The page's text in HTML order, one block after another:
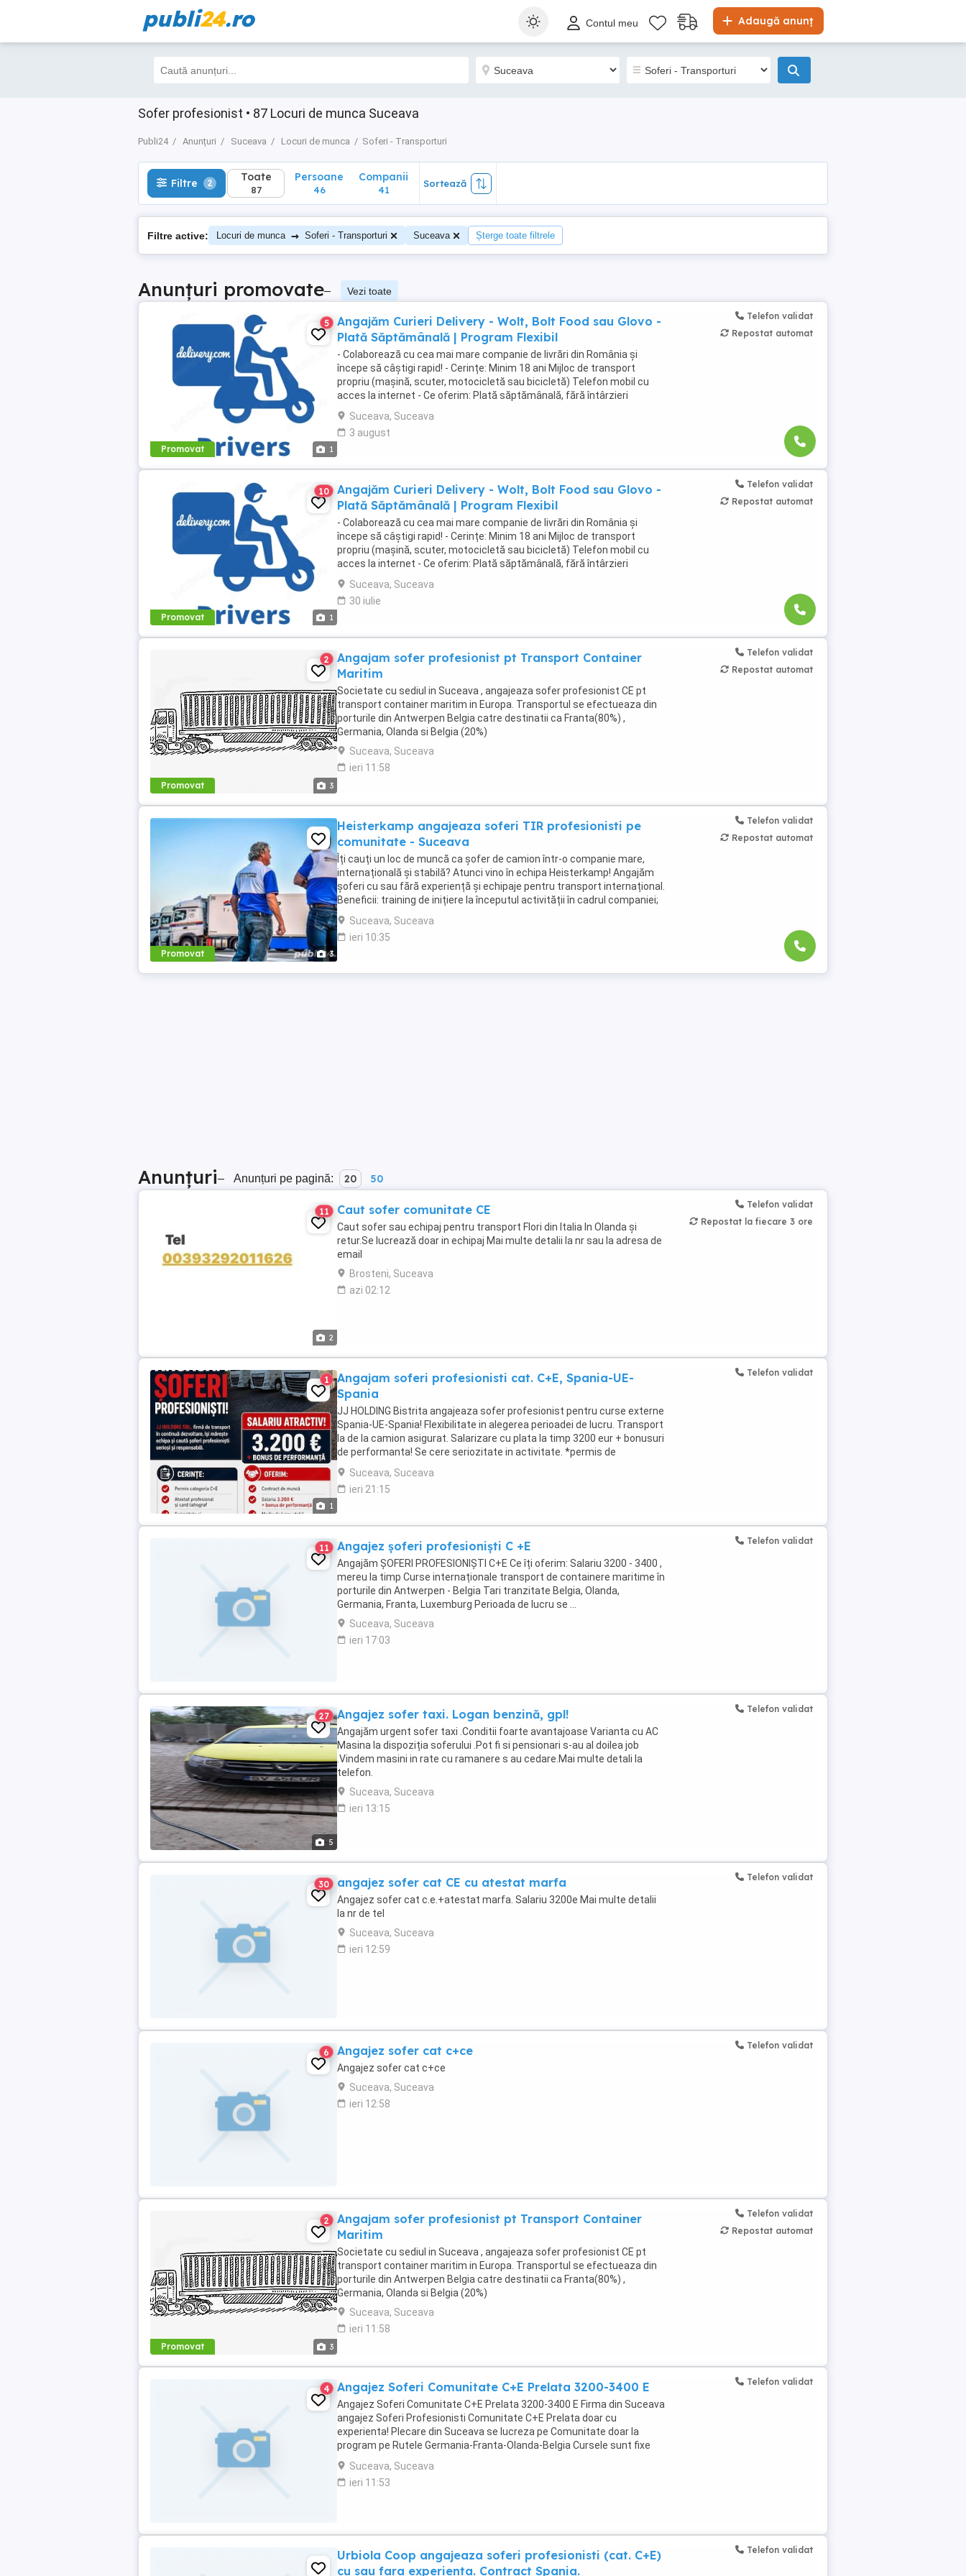
publi24.ro Adaugă anunț
Contul meu
Sofer profesionist • 87 Locuri de munca Suceava
Publi24 Anunțuri Suceava Locuri de munca Soferi - Transporturi
Filtre 2 Toate
87
Filtre 2 Toate
87
Persoane
46
Companii
41
Sortează
Filtre active: Locuri de munca → Soferi - Transporturi Suceava Șterge toate filtrele
Anunțuri promovate– Vezi toate
Promovat 1
5
Angajăm Curieri Delivery - Wolt, Bolt Food sau Glovo -
Plată Săptămânală | Program Flexibil
- Colaborează cu cea mai mare companie de livrări din România și
începe să câștigi rapid! - Cerințe: Minim 18 ani Mijloc de transport
propriu (mașină, scuter, motocicletă sau bicicletă) Telefon mobil cu
acces la internet - Ce oferim: Plată săptămânală, fără întârzieri
Bonusuri atractive ...
Suceava, Suceava
3 august
Telefon validat
Repostat automat
Promovat 1
10
Angajăm Curieri Delivery - Wolt, Bolt Food sau Glovo -
Plată Săptămânală | Program Flexibil
- Colaborează cu cea mai mare companie de livrări din România și
începe să câștigi rapid! - Cerințe: Minim 18 ani Mijloc de transport
propriu (mașină, scuter, motocicletă sau bicicletă) Telefon mobil cu
acces la internet - Ce oferim: Plată săptămânală, fără întârzieri
Bonusuri atractive ...
Suceava, Suceava
30 iulie
Telefon validat
Repostat automat
Promovat 3
2
Angajam sofer profesionist pt Transport Container
Maritim
Societate cu sediul in Suceava , angajeaza sofer profesionist CE pt
transport container maritim in Europa. Transportul se efectueaza din
porturile din Antwerpen Belgia catre destinatii ca Franta(80%) ,
Germania, Olanda si Belgia (20%)
Suceava, Suceava
ieri 11:58
Telefon validat
Repostat automat
Promovat 3
Heisterkamp angajeaza soferi TIR profesionisti pe
comunitate - Suceava
Îți cauți un loc de muncă ca șofer de camion într-o companie mare,
internațională și stabilă? Atunci vino în echipa Heisterkamp! Angajăm
șoferi cu sau fără experiență și echipaje pentru transport internațional.
Beneficii: training de inițiere la începutul activității în cadrul companiei;
training ...
Suceava, Suceava
ieri 10:35
Telefon validat
Repostat automat
Anunțuri– Anunțuri pe pagină: 20 50
2
11 Caut sofer comunitate CE
Caut sofer sau echipaj pentru transport Flori din Italia In Olanda și
retur.Se lucrează doar in echipaj Mai multe detalii la nr sau la adresa de
email
Brosteni, Suceava
azi 02:12
Telefon validat
Repostat la fiecare 3 ore
1
1
Angajam soferi profesionisti cat. C+E, Spania-UE-
Spania
JJ HOLDING Bistrita angajeaza sofer profesionist pentru curse externe
Spania-UE-Spania! Flexibilitate in alegerea perioadei de lucru. Transport
la de la camion asigurat. Salarizare cu plata la timp 3200 eur + bonusuri
de performanta! Se cere seriozitate in activitate. *permis de
conducere categoria ...
Suceava, Suceava
ieri 21:15
Telefon validat
11 Angajez șoferi profesioniști C +E
Angajăm ȘOFERI PROFESIONIȘTI C+E Ce îți oferim: Salariu 3200 - 3400 ,
mereu la timp Curse internaționale transport de containere maritime în
porturile din Antwerpen - Belgia Tari tranzitate Belgia, Olanda,
Germania, Franta, Luxemburg Perioada de lucru se ...
Suceava, Suceava
ieri 17:03
Telefon validat
5
27 Angajez sofer taxi. Logan benzină, gpl!
Angajăm urgent sofer taxi .Conditii foarte avantajoase Varianta cu AC
Masina la dispoziția soferului .Pot fi si pensionari s-au al doilea job
.Vindem masini in rate cu ramanere s au cedare.Mai multe detali la
telefon.
Suceava, Suceava
ieri 13:15
Telefon validat
30 angajez sofer cat CE cu atestat marfa
Angajez sofer cat c.e.+atestat marfa. Salariu 3200e Mai multe detalii
la nr de tel
Suceava, Suceava
ieri 12:59
Telefon validat
6 Angajez sofer cat c+ce
Angajez sofer cat c+ce
Suceava, Suceava
ieri 12:58
Telefon validat
Promovat 3
2
Angajam sofer profesionist pt Transport Container
Maritim
Societate cu sediul in Suceava , angajeaza sofer profesionist CE pt
transport container maritim in Europa. Transportul se efectueaza din
porturile din Antwerpen Belgia catre destinatii ca Franta(80%) ,
Germania, Olanda si Belgia (20%)
Suceava, Suceava
ieri 11:58
Telefon validat
Repostat automat
4 Angajez Soferi Comunitate C+E Prelata 3200-3400 E
Angajez Soferi Comunitate C+E Prelata 3200-3400 E Firma din Suceava
angajez Soferi Profesionisti Comunitate C+E Prelata doar cu
experienta! Plecare din Suceava se lucreza pe Comunitate doar la
program pe Rutele Germania-Franta-Olanda-Belgia Cursele sunt fixe
fara schimb de prelata Camioane Euro 6 Mai ...
Suceava, Suceava
ieri 11:53
Telefon validat
Urbiola Coop angajeaza soferi profesionisti (cat. C+E)
cu sau fara experienta. Contract Spania.
Telefon validat